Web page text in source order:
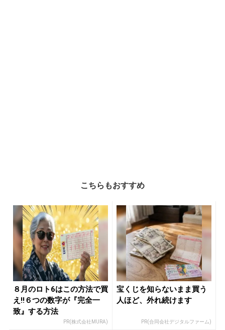
こちらもおすすめ
８月のロト6はこの方法で買
え!!６つの数字が『完全一
致』する方法
PR(株式会社MURA)
宝くじを知らないまま買う
人ほど、外れ続けます
PR(合同会社デジタルファーム)